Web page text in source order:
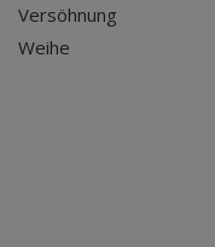
Versöhnung
Weihe